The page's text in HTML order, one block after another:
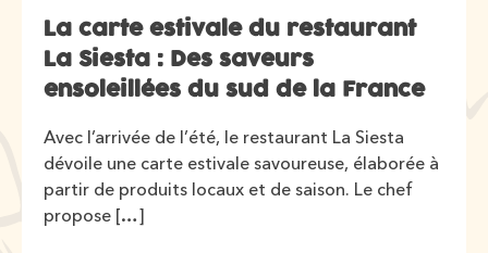
La carte estivale du restaurant
La Siesta : Des saveurs
ensoleillées du sud de la France
Avec l’arrivée de l’été, le restaurant La Siesta
dévoile une carte estivale savoureuse, élaborée à
partir de produits locaux et de saison. Le chef
propose […]